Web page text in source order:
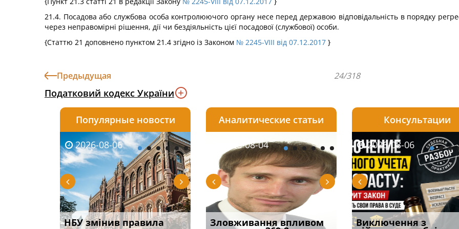
21.4. Посадова або службова особа контролюючого органу несе перед державою відповідальність в порядку
через неправомірні рішення, дії чи бездіяльність цієї посадової (службової) особи.
{Статтю 21 доповнено пунктом 21.4 згідно із Законом № 2245-VIII від 07.12.2017 }
Предыдущая 24/318
Податковий кодекс України
Популярные новости
2026-08-06
НБУ змінив правила
2026-08-06
Якщо суд встановив для
2026-08-05
Чоловік помер, але
Аналитические статьи
2026-08-03
Водії можуть отримати
2026-08-04
Зловживання впливом
2026-08-04
Переоформлення
Консультации
2026-08-05
Особливості захисту у
2026-08-06
Виключення з
2026-07-30
Восьмий ААС